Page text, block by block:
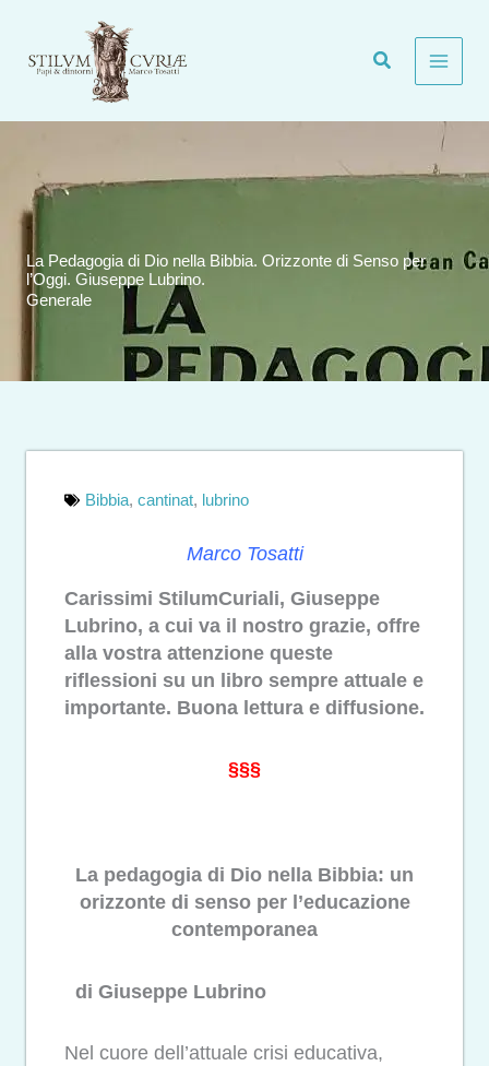
contenuto
La Pedagogia di Dio nella Bibbia. Orizzonte di Senso per
l’Oggi. Giuseppe Lubrino.
Generale
Bibbia, cantinat, lubrino
Marco Tosatti
Carissimi StilumCuriali, Giuseppe
Lubrino, a cui va il nostro grazie, offre
alla vostra attenzione queste
riflessioni su un libro sempre attuale e
importante. Buona lettura e diffusione.
§§§
La pedagogia di Dio nella Bibbia: un
orizzonte di senso per l’educazione
contemporanea
di Giuseppe Lubrino
Nel cuore dell’attuale crisi educativa,